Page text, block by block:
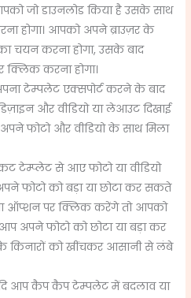
जो डाउनलोड किया है उसके साथ
होगा। आपको अपने ब्राउज़र के
चयन करना होगा, उसके बाद
क्लिक करना होगा।
टेम्पलेट एक्सपोर्ट करने के बाद
और वीडियो या लेआउट दिखाई
फोटो और वीडियो के साथ मिला
टेम्प्लेट से आए फोटो या वीडियो
फोटो को बड़ा या छोटा कर सकते
ऑप्शन पर क्लिक करेंगे तो आपको
अपने फोटो को छोटा या बड़ा कर
किनारों को खींचकर आसानी से लंबे
आप कैप कैप टेम्पलेट में बदलाव या